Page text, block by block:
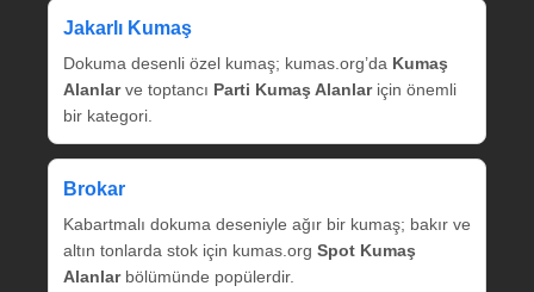
Jakarlı Kumaş
Dokuma desenli özel kumaş; kumas.org’da Kumaş
Alanlarve toptancı Parti Kumaş Alanlariçin önemli
bir kategori.
Brokar
Kabartmalı dokuma deseniyle ağır bir kumaş; bakır ve
altın tonlarda stok için kumas.org Spot Kumaş
Alanlarbölümünde popülerdir.